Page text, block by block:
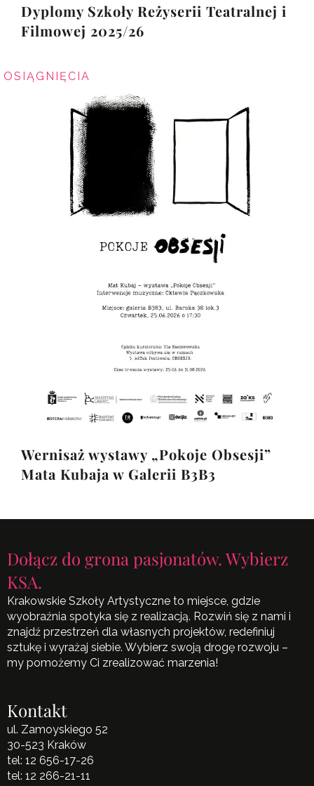
Dyplomy Szkoły Reżyserii Teatralnej i
Filmowej 2025/26
OSIĄGNIĘCIA
Wernisaż wystawy „Pokoje Obsesji”
Mata Kubaja w Galerii B3B3
Dołącz do grona pasjonatów. Wybierz
KSA.
Krakowskie Szkoły Artystyczne to miejsce, gdzie
wyobraźnia spotyka się z realizacją. Rozwiń się z nami i
znajdź przestrzeń dla własnych projektów, redefiniuj
sztukę i wyrażaj siebie. Wybierz swoją drogę rozwoju –
my pomożemy Ci zrealizować marzenia!
Kontakt
ul. Zamoyskiego 52
30-523 Kraków
tel: 12 656-17-26
tel: 12 266-21-11